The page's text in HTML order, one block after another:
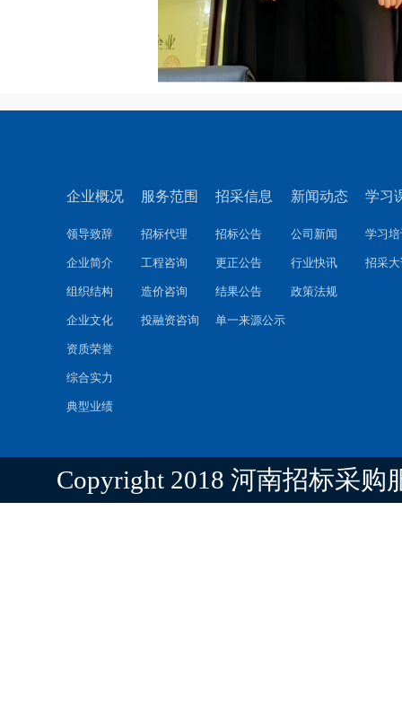
企业概况
领导致辞
企业简介
组织结构
企业文化
资质荣誉
综合实力
典型业绩
服务范围
招标代理
工程咨询
造价咨询
投融资咨询
招采信息
招标公告
更正公告
结果公告
单一来源公示
新闻动态
公司新闻
行业快讯
政策法规
学习
学习
招采
Copyright 2018 河南招标采